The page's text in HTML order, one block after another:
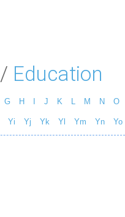
/ Education
G H J K M N O
Yi Yj Yk Yl Ym Yn Yo